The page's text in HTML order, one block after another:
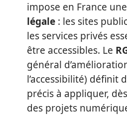
impose en France une
légale : les sites
les services privés
être accessibles. Le
général
l’accessibilité) définit
précis à appliquer,
des projets